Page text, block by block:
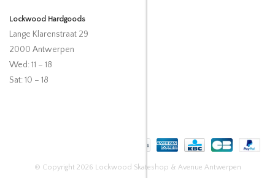
Lockwood Hardgoods
Lange Klarenstraat 29
2000 Antwerpen
Wed: 11 – 18
Sat: 10 – 18
© Copyright 2026 Lockwood Skateshop & Avenue Antwerpen